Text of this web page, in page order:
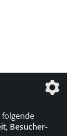
Besucher-